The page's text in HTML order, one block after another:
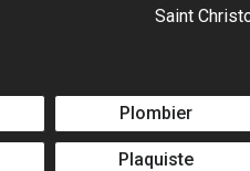
Saint
Plombier
Plaquiste